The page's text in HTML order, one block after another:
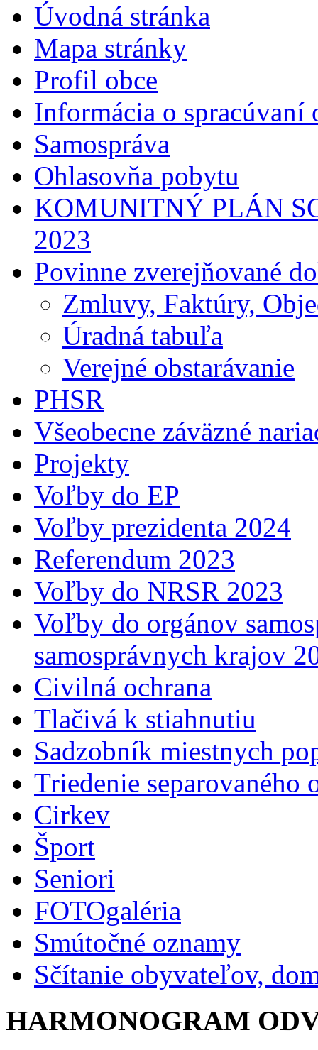
Úvodná stránka
Mapa stránky
Profil obce
Informácia o spracúvaní
Samospráva
Ohlasovňa pobytu
KOMUNITNÝ PLÁN
2023
Povinne zverejňované
Zmluvy, Faktúry,
Úradná tabuľa
Verejné obstarávanie
PHSR
Všeobecne záväzné
Projekty
Voľby do EP
Voľby prezidenta 2024
Referendum 2023
Voľby do NRSR 2023
Voľby do orgánov
samosprávnych krajov
Civilná ochrana
Tlačivá k stiahnutiu
Sadzobník miestnych
Triedenie separovaného
Cirkev
Šport
Seniori
FOTOgaléria
Smútočné oznamy
Sčítanie obyvateľov,
HARMONOGRAM